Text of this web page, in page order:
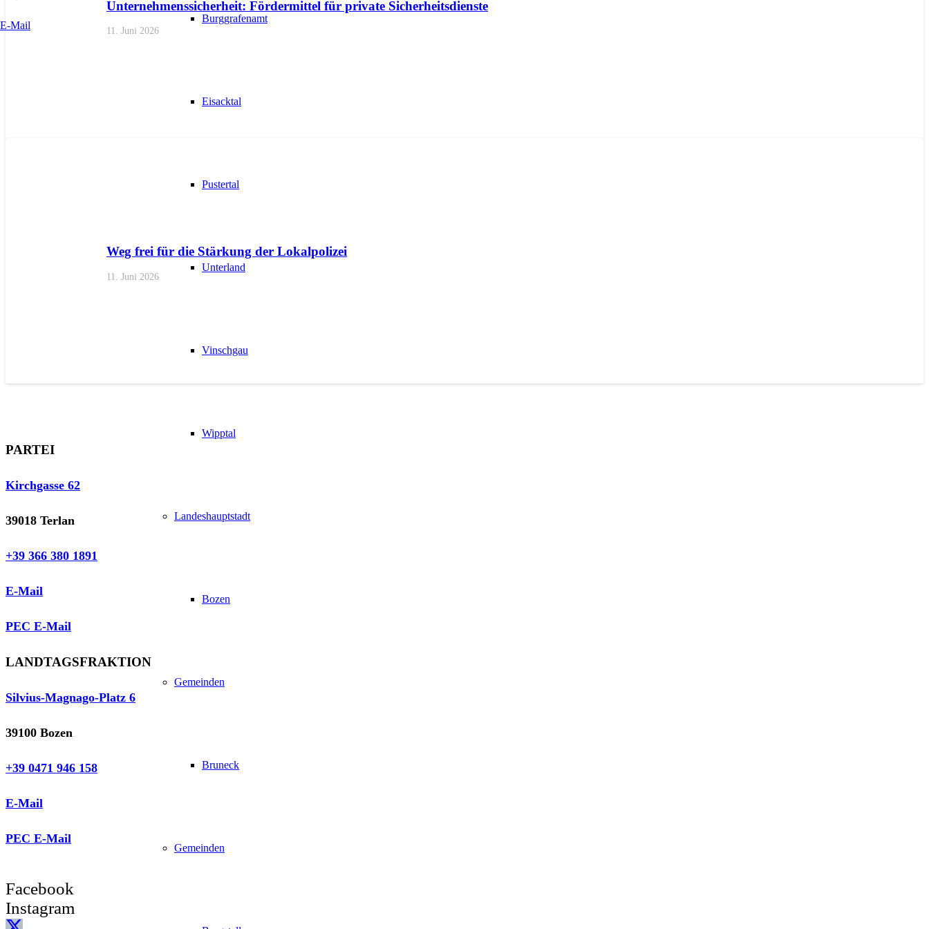
Burggrafenamt
Eisacktal
Pustertal
Unterland
Vinschgau
Wipptal
Landeshauptstadt
Bozen
Gemeinden
Bruneck
Gemeinden
E-Mail
Unternehmenssicherheit: Fördermittel für private Sicherheitsdienste
11. Juni 2026
Weg frei für die Stärkung der Lokalpolizei
11. Juni 2026
PARTEI
Kirchgasse 62
39018 Terlan
+39 366 380 1891
E-Mail
PEC E-Mail
LANDTAGSFRAKTION
Silvius-Magnago-Platz 6
39100 Bozen
+39 0471 946 158
E-Mail
PEC E-Mail
Facebook
Instagram